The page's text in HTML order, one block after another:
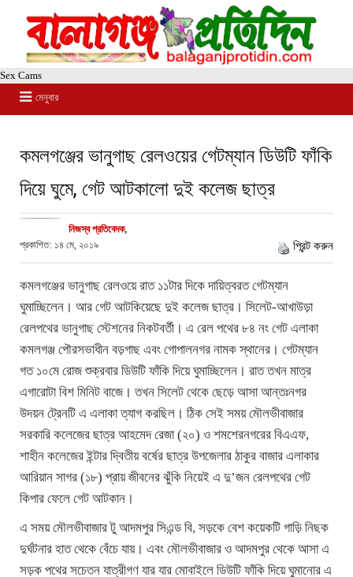
Sex Cams
মেনুবার
কমলগঞ্জের ভানুগাছ রেলওয়ের গেটম্যান ডিউটি ফাঁকি
দিয়ে ঘুমে, গেট আটকালো দুই কলেজ ছাত্র
নিজস্ব প্রতিবেদক,
প্রকাশিত: ১৪ মে, ২০১৯
প্রিন্ট করুন
কমলগঞ্জের ভানুগাছ রেলওয়ে রাত ১১টার দিকে দায়িত্বরত গেটম্যান
ঘুমাচ্ছিলেন। আর গেট আটকিয়েছে দুই কলেজ ছাত্র। সিলেট-আখাউড়া
রেলপথের ভানুগাছ স্টেশনের নিকটবর্তী। এ রেল পথের ৮৪ নং গেট এলাকা
কমলগঞ্জ পৌরসভাধীন বড়গাছ এবং গোপালনগর নামক স্থানের। গেটম্যান
গত ১০মে রোজ শুক্রবার ডিউটি ফাঁকি দিয়ে ঘুমাচ্ছিলেন। রাত তখন মাত্র
এগারোটা বিশ মিনিট বাজে। তখন সিলেট থেকে ছেড়ে আসা আন্তঃনগর
উদয়ন ট্রেনটি এ এলাকা ত্যাগ করছিল। ঠিক সেই সময় মৌলভীবাজার
সরকারি কলেজের ছাত্র আহমেদ রেজা (২০) ও শমশেরনগরের বিএএফ,
শাহীন কলেজের ইন্টার দ্বিতীয় বর্ষের ছাত্র উপজেলার ঠাকুর বাজার এলাকার
আরিয়ান সাগর (১৮) প্রায় জীবনের ঝুঁকি নিয়েই এ দু’জন রেলপথের গেট
কিপার ফেলে গেট আটকান।
এ সময় মৌলভীবাজার টু আদমপুর সিএন্ড বি, সড়কে বেশ কয়েকটি গাড়ি নিছক
দুর্ঘটনার হাত থেকে বেঁচে যায়। এবং মৌলভীবাজার ও আদমপুর থেকে আসা এ
সড়ক পথের সচেতন যাত্রীগণ যার যার মোবাইলে ডিউটি ফাঁকি দিয়ে ঘুমানোর এ